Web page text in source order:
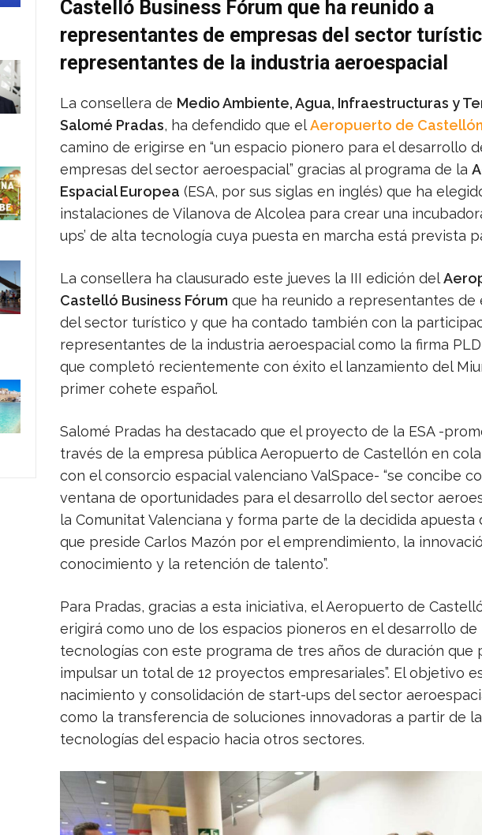
Castelló Business Fórum que ha reunido a
representantes de empresas del sector
representantes de la industria aeroespacial
La consellera de Medio Ambiente, Agua, Infraestructuras y
Salomé Pradas, ha defendido que elAeropuerto de Castellón
camino de erigirse en “un espacio pionero para el desarrollo
empresas del sector aeroespacial” gracias al programa de la
Espacial Europea (ESA, por sus siglas en inglés) que ha
instalaciones de Vilanova de Alcolea para crear una
ups’ de alta tecnología cuya puesta en marcha está prevista
La consellera ha clausurado este jueves la III edición del
Castelló Business Fórum que ha reunido a representantes de
del sector turístico y que ha contado también con la
representantes de la industria aeroespacial como la firma
que completó recientemente con éxito el lanzamiento del
primer cohete español.
Salomé Pradas ha destacado que el proyecto de la ESA -
través de la empresa pública Aeropuerto de Castellón en
con el consorcio espacial valenciano ValSpace- “se concibe
ventana de oportunidades para el desarrollo del sector
la Comunitat Valenciana y forma parte de la decidida apuesta
que preside Carlos Mazón por el emprendimiento, la
conocimiento y la retención de talento”.
Para Pradas, gracias a esta iniciativa, el Aeropuerto de
erigirá como uno de los espacios pioneros en el desarrollo de
tecnologías con este programa de tres años de duración que
impulsar un total de 12 proyectos empresariales”. El objetivo
nacimiento y consolidación de start-ups del sector
como la transferencia de soluciones innovadoras a partir de
tecnologías del espacio hacia otros sectores.